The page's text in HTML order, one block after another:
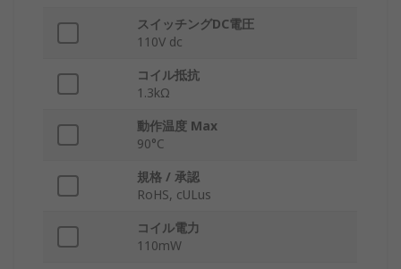
スイッチングDC電圧
110V dc
コイル抵抗
1.3kΩ
動作温度 Max
90°C
規格 / 承認
RoHS, cULus
コイル電力
110mW